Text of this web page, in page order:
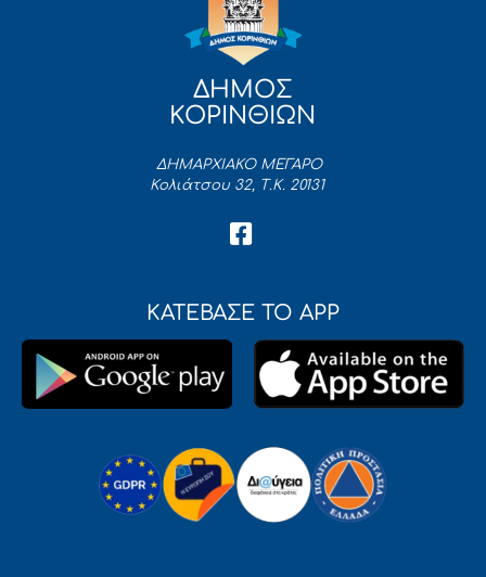
ΔΗΜΟΣ
ΚΟΡΙΝΘΙΩΝ
ΔΗΜΑΡΧΙΑΚΟ ΜΕΓΑΡΟ
Κολιάτσου 32, Τ.Κ. 20131
ΚΑΤΕΒΑΣΕ ΤΟ APP